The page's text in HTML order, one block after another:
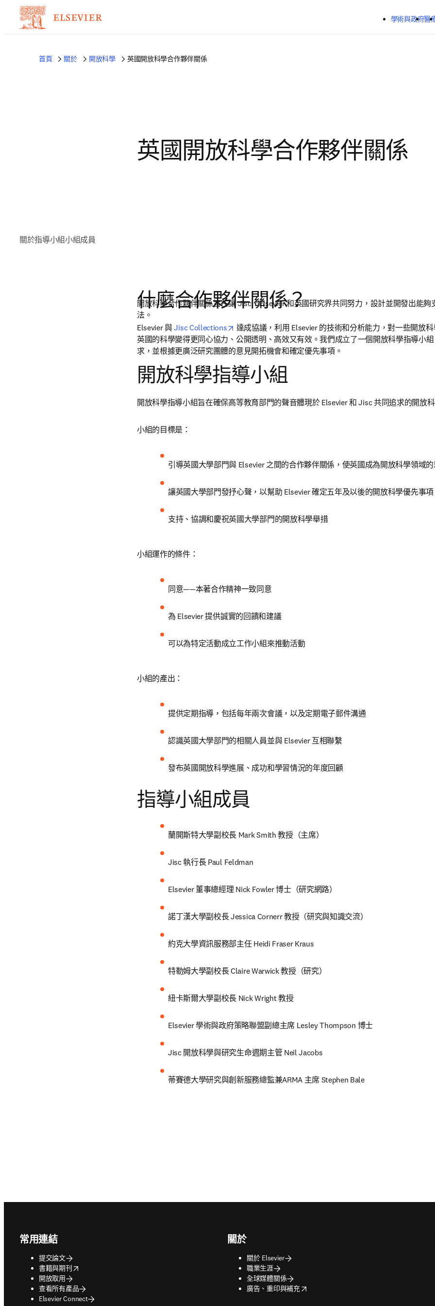
學術與政府醫
首頁 關於 開放科學 英國開放科學合作夥伴關係
英國開放科學合作夥伴關係
關於指導小組小組成員
開放科學合作夥伴關係旨在讓 Jisc、Elsevier 和英國研究界共同努力，設計並開發出能夠
法。
什麼合作夥伴關係？
Elsevier 與 Jisc Collections opens in new tab/window
達成協議，利用 Elsevier 的技術和分析能力，對一些開放
英國的科學變得更同心協力、公開透明、高效又有效。我們成立了一個開放科學指導小
求，並根據更廣泛研究團體的意見開拓機會和確定優先事項。
開放科學指導小組
開放科學指導小組旨在確保高等教育部門的聲音體現於 Elsevier 和 Jisc 共同追求的開放
小組的目標是：
引導英國大學部門與 Elsevier 之間的合作夥伴關係，使英國成為開放科學領域
讓英國大學部門發抒心聲，以幫助 Elsevier 確定五年及以後的開放科學優先事項
支持、協調和慶祝英國大學部門的開放科學舉措
小組運作的條件：
同意——本著合作精神一致同意
為 Elsevier 提供誠實的回饋和建議
可以為特定活動成立工作小組來推動活動
小組的產出：
提供定期指導，包括每年兩次會議，以及定期電子郵件溝通
認識英國大學部門的相關人員並與 Elsevier 互相聯繫
發布英國開放科學進展、成功和學習情況的年度回顧
指導小組成員
蘭開斯特大學副校長 Mark Smith 教授（主席）
Jisc 執行長 Paul Feldman
Elsevier 董事總經理 Nick Fowler 博士（研究網路）
諾丁漢大學副校長 Jessica Cornerr 教授（研究與知識交流）
約克大學資訊服務部主任 Heidi Fraser Kraus
特勒姆大學副校長 Claire Warwick 教授（研究）
紐卡斯爾大學副校長 Nick Wright 教授
Elsevier 學術與政府策略聯盟副總主席 Lesley Thompson 博士
Jisc 開放科學與研究生命週期主管 Neil Jacobs
蒂賽德大學研究與創新服務總監兼ARMA 主席 Stephen Bale
常用連結
提交論文
書籍與期刊
opens in new tab/window
開放取用
查看所有產品
Elsevier Connect
關於
關於 Elsevier
職業生涯
全球媒體關係
廣告、重印與補充
opens in new tab/window